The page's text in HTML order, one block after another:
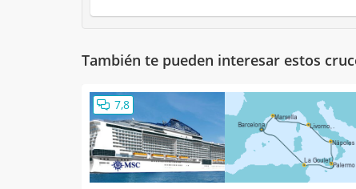
También te pueden interesar estos
7,8